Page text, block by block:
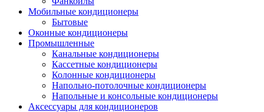
Мобильные кондиционеры
Бытовые
Оконные кондиционеры
Промышленные
Канальные кондиционеры
Кассетные кондиционеры
Колонные кондиционеры
Напольно-потолочные кондиционеры
Напольные и консольные кондиционеры
Аксессуары для кондиционеров